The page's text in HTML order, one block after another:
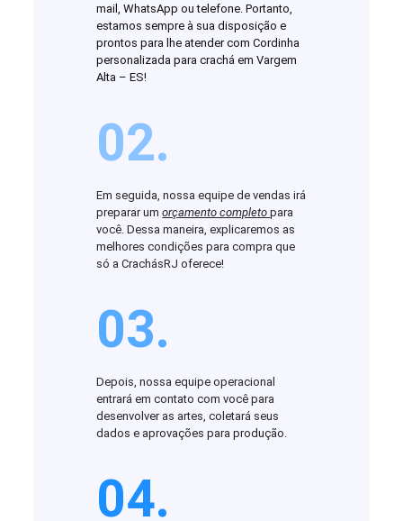
mail, WhatsApp ou telefone. Portanto,
estamos sempre à sua disposição e
prontos para lhe atender com Cordinha
personalizada para crachá em Vargem
Alta – ES!
02.
Em seguida, nossa equipe de vendas irá
preparar umorçamento completopara
você. Dessa maneira, explicaremos as
melhores condições para compra que
só a CrachásRJ oferece!
03.
Depois, nossa equipe operacional
entrará em contato com você para
desenvolver as artes, coletará seus
dados e aprovações para produção.
04.